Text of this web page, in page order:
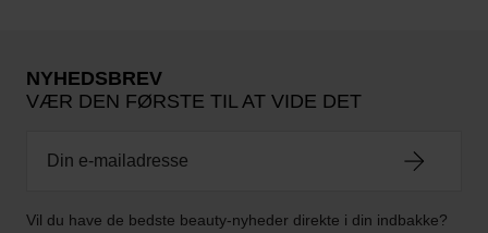
NYHEDSBREV
VÆR DEN FØRSTE TIL AT VIDE DET
Vil du have de bedste beauty-nyheder direkte i din indbakke?